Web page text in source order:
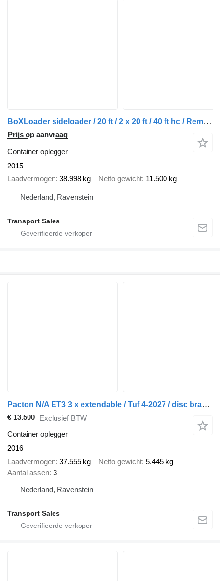
BoXLoader sideloader / 20 ft / 2 x 20 ft / 40 ft hc / Remote con
Prijs op aanvraag
Container oplegger
2015
Laadvermogen 38.998 kg Netto gewicht 11.500 kg
Nederland, Ravenstein
Transport Sales
Pacton N/A ET3 3 x extendable / Tuf 4-2027 / disc brakes / lifing axle
€ 13.500 Exclusief BTW
Container oplegger
2016
Laadvermogen 37.555 kg Netto gewicht 5.445 kg
Aantal assen 3
Nederland, Ravenstein
Transport Sales